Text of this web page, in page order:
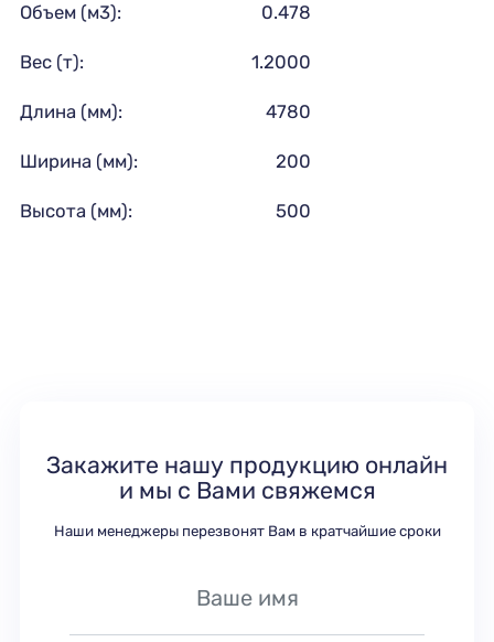
Объем (м3): 0.478
Вес (т): 1.2000
Длина (мм): 4780
Ширина (мм): 200
Высота (мм): 500
Закажите нашу продукцию онлайн
и мы с Вами свяжемся
Наши менеджеры перезвонят Вам в кратчайшие сроки